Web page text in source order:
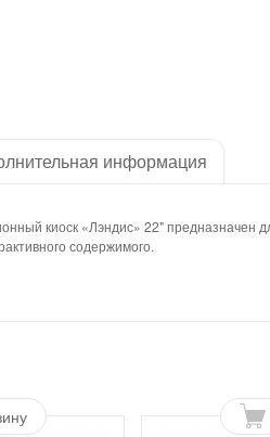
информация
киоск «Лэндис» 22" предназначен
содержимого.